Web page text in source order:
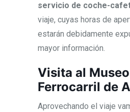
servicio de coche-
viaje, cuyas horas de
estarán debidamente
mayor información.
Visita al
Ferrocarril de
Aprovechando el viaje